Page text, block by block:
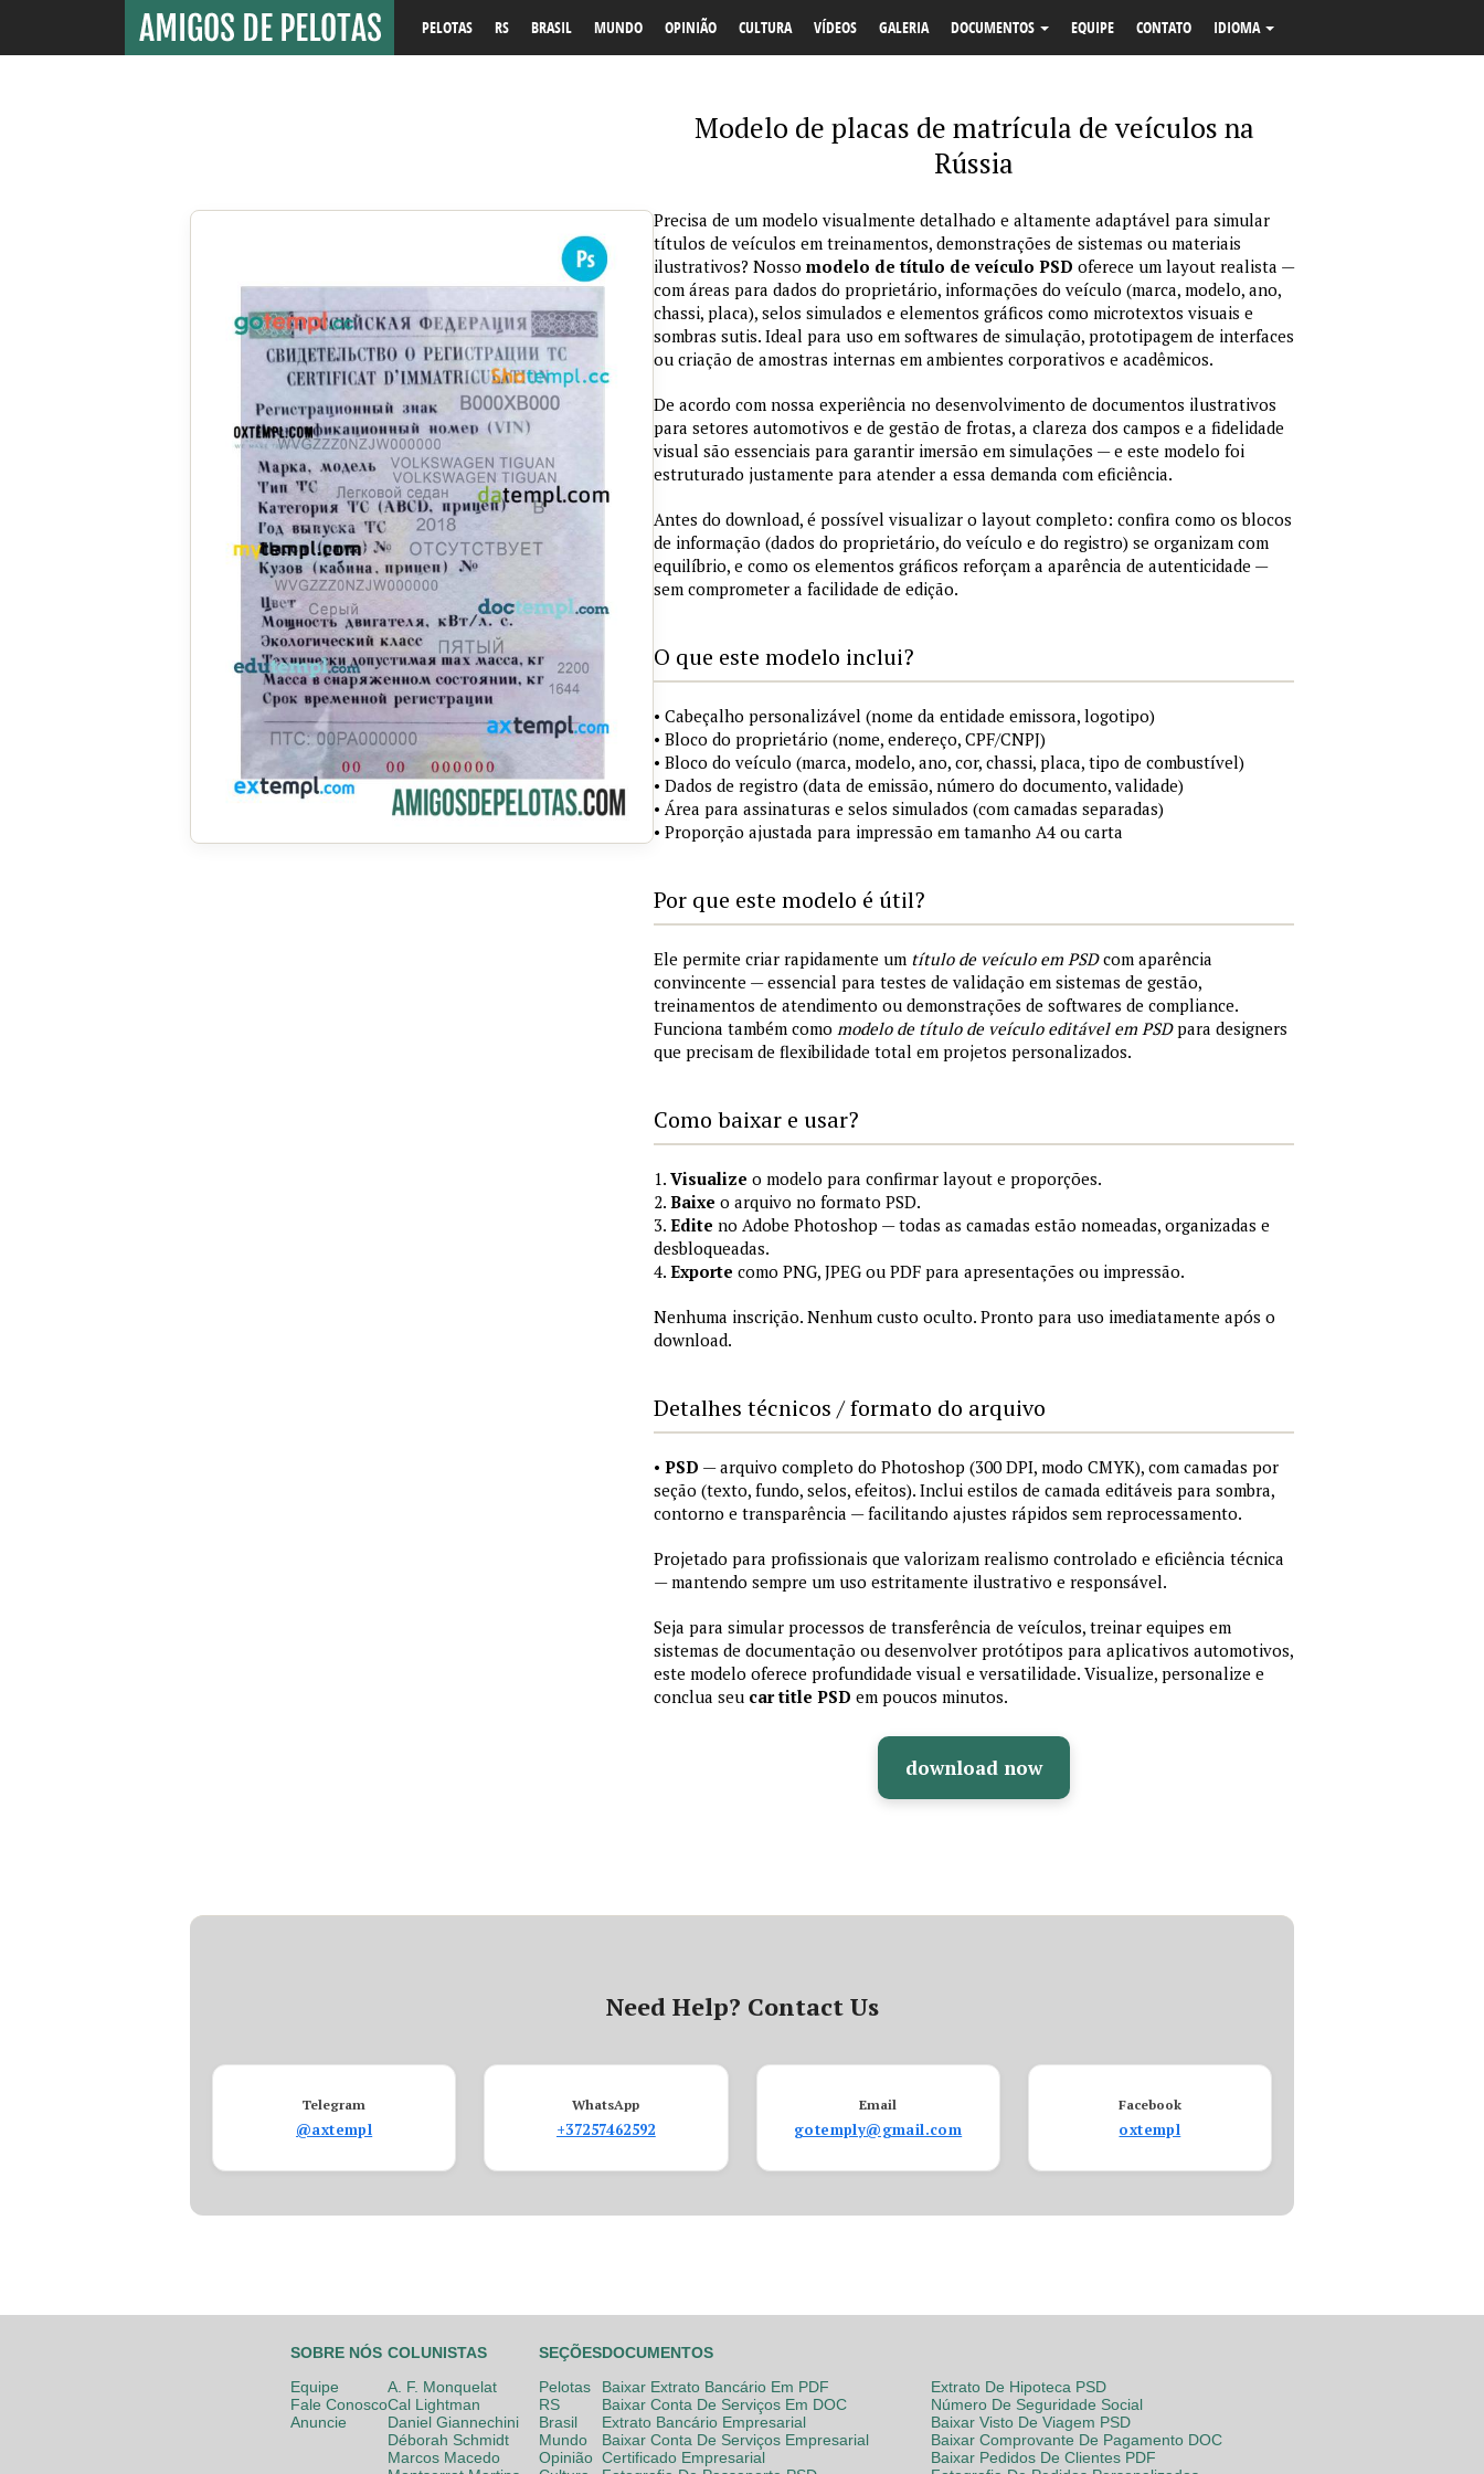
PELOTAS RS BRASIL MUNDO OPINIÃO CULTURA VÍDEOS GALERIA DOCUMENTOS EQUIPE CONTATO IDIOMA
Modelo de placas de matrícula de veículos na
Rússia
Precisa de um modelo visualmente detalhado e altamente adaptável para simular
títulos de veículos em treinamentos, demonstrações de sistemas ou materiais
ilustrativos? Nosso modelo de título de veículo PSD oferece um layout realista —
com áreas para dados do proprietário, informações do veículo (marca, modelo, ano,
chassi, placa), selos simulados e elementos gráficos como microtextos visuais e
sombras sutis. Ideal para uso em softwares de simulação, prototipagem de interfaces
ou criação de amostras internas em ambientes corporativos e acadêmicos.
De acordo com nossa experiência no desenvolvimento de documentos ilustrativos
para setores automotivos e de gestão de frotas, a clareza dos campos e a fidelidade
visual são essenciais para garantir imersão em simulações — e este modelo foi
estruturado justamente para atender a essa demanda com eficiência.
Antes do download, é possível visualizar o layout completo: confira como os blocos
de informação (dados do proprietário, do veículo e do registro) se organizam com
equilíbrio, e como os elementos gráficos reforçam a aparência de autenticidade —
sem comprometer a facilidade de edição.
O que este modelo inclui?
• Cabeçalho personalizável (nome da entidade emissora, logotipo)
• Bloco do proprietário (nome, endereço, CPF/CNPJ)
• Bloco do veículo (marca, modelo, ano, cor, chassi, placa, tipo de combustível)
• Dados de registro (data de emissão, número do documento, validade)
• Área para assinaturas e selos simulados (com camadas separadas)
• Proporção ajustada para impressão em tamanho A4 ou carta
Por que este modelo é útil?
Ele permite criar rapidamente um título de veículo em PSDcom aparência
convincente — essencial para testes de validação em sistemas de gestão,
treinamentos de atendimento ou demonstrações de softwares de compliance.
Funciona também como modelo de título de veículo editável em PSDpara designers
que precisam de flexibilidade total em projetos personalizados.
Como baixar e usar?
1. Visualize o modelo para confirmar layout e proporções.
2. Baixe o arquivo no formato PSD.
3. Edite no Adobe Photoshop — todas as camadas estão nomeadas, organizadas e
desbloqueadas.
4. Exporte como PNG, JPEG ou PDF para apresentações ou impressão.
Nenhuma inscrição. Nenhum custo oculto. Pronto para uso imediatamente após o
download.
Detalhes técnicos / formato do arquivo
• PSD — arquivo completo do Photoshop (300 DPI, modo CMYK), com camadas por
seção (texto, fundo, selos, efeitos). Inclui estilos de camada editáveis para sombra,
contorno e transparência — facilitando ajustes rápidos sem reprocessamento.
Projetado para profissionais que valorizam realismo controlado e eficiência técnica
— mantendo sempre um uso estritamente ilustrativo e responsável.
Seja para simular processos de transferência de veículos, treinar equipes em
sistemas de documentação ou desenvolver protótipos para aplicativos automotivos,
este modelo oferece profundidade visual e versatilidade. Visualize, personalize e
conclua seu car title PSD em poucos minutos.
download now
Need Help? Contact Us
Telegram
@axtempl
WhatsApp
+37257462592
Email
gotemply@gmail.com
Facebook
oxtempl
SOBRE NÓS
Equipe
Fale Conosco
Anuncie
COLUNISTAS
A. F. Monquelat
Cal Lightman
Daniel Giannechini
Déborah Schmidt
Marcos Macedo
SEÇÕES
Pelotas
RS
Brasil
Mundo
Opinião
DOCUMENTOS
Baixar Extrato Bancário Em PDF
Baixar Conta De Serviços Em DOC
Extrato Bancário Empresarial
Baixar Conta De Serviços Empresarial
Certificado Empresarial
Extrato De Hipoteca PSD
Número De Seguridade Social
Baixar Visto De Viagem PSD
Baixar Comprovante De Pagamento DOC
Baixar Pedidos De Clientes PDF